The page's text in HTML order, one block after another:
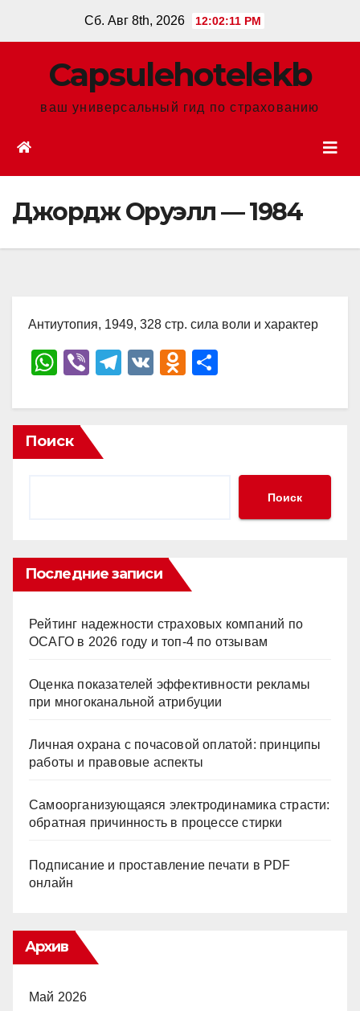
Сб. Авг 8th, 2026 12:02:12 PM
Сapsulehotelekb
ваш универсальный гид по страхованию
Джордж Оруэлл — 1984
Антиутопия, 1949, 328 стр. сила воли и характер
W
at
s
A
Vi
er
T
e
V
O
n
р
ть
Поиск
Поиск
Последние записи
Рейтинг надежности страховых компаний по
ОСАГО в 2026 году и топ-4 по отзывам
Оценка показателей эффективности рекламы
при многоканальной атрибуции
Личная охрана с почасовой оплатой: принципы
работы и правовые аспекты
Самоорганизующаяся электродинамика страсти:
обратная причинность в процессе стирки
Подписание и проставление печати в PDF
онлайн
Архив
Май 2026